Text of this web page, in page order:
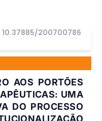
10.37885/200700786
AOS PORTÕES
UMA
DO PROCESSO